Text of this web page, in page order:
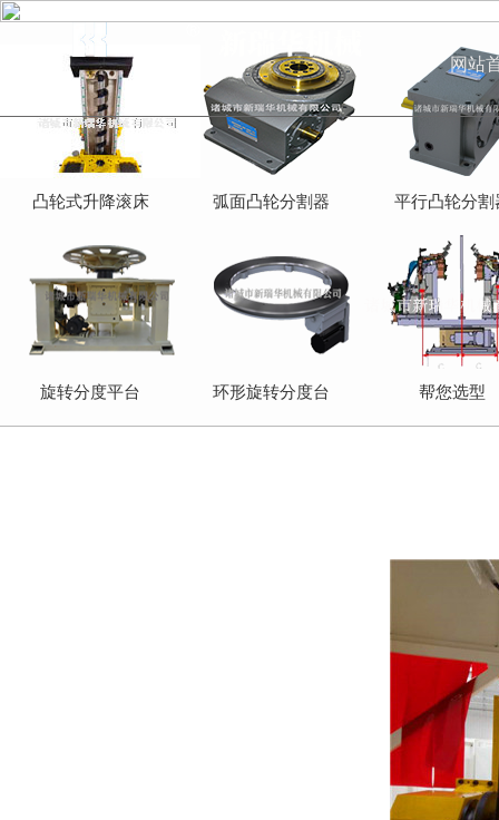
网站
凸轮式升降滚床 弧面凸轮分割器 平行凸轮分割
旋转分度平台 环形旋转分度台 帮您选型